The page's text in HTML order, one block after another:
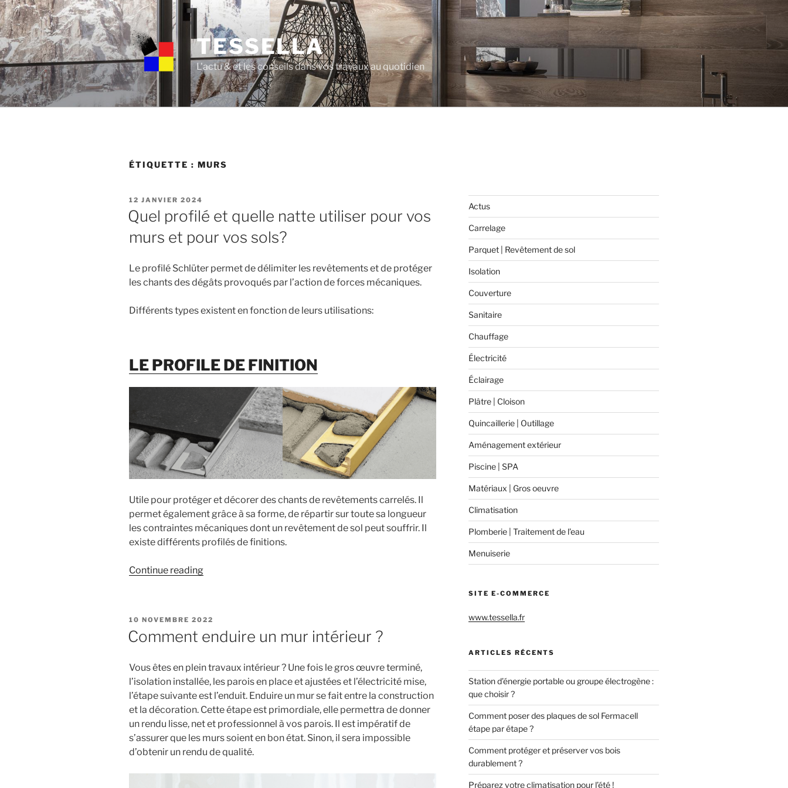
Skip
to
content
TESSELLA
L'actu & et les conseils dans vos travaux au quotidien
ÉTIQUETTE : MURS
POSTED
ON
12 JANVIER 2024
Quel profilé et quelle natte utiliser pour vos
murs et pour vos sols?
Le profilé Schlüter permet de délimiter les revêtements et de protéger
les chants des dégâts provoqués par l’action de forces mécaniques.
Différents types existent en fonction de leurs utilisations:
LE PROFILE DE FINITION
Utile pour protéger et décorer des chants de revêtements carrelés. Il
permet également grâce à sa forme, de répartir sur toute sa longueur
les contraintes mécaniques dont un revêtement de sol peut souffrir. Il
existe différents profilés de finitions.
Continue reading« Quel
utiliser
vos
murs
et
pour
vos
sols? »
POSTED
ON
10 NOVEMBRE 2022
Comment enduire un mur intérieur ?
Vous êtes en plein travaux intérieur ? Une fois le gros œuvre terminé,
l’isolation installée, les parois en place et ajustées et l’électricité mise,
l’étape suivante est l’enduit. Enduire un mur se fait entre la construction
et la décoration. Cette étape est primordiale, elle permettra de donner
un rendu lisse, net et professionnel à vos parois. Il est impératif de
s’assurer que les murs soient en bon état. Sinon, il sera impossible
d’obtenir un rendu de qualité.
Actus
Carrelage
Parquet | Revêtement de sol
Isolation
Couverture
Sanitaire
Chauffage
Électricité
Éclairage
Plâtre | Cloison
Quincaillerie | Outillage
Aménagement extérieur
Piscine | SPA
Matériaux | Gros oeuvre
Climatisation
Plomberie | Traitement de l’eau
Menuiserie
SITE E-COMMERCE
www.tessella.fr
ARTICLES RÉCENTS
Station d’énergie portable ou groupe électrogène :
que choisir ?
Comment poser des plaques de sol Fermacell
étape par étape ?
Comment protéger et préserver vos bois
durablement ?
Préparez votre climatisation pour l’été !